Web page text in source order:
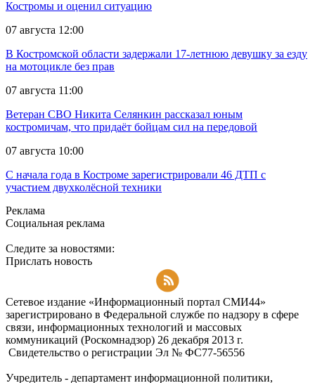
Костромы и оценил ситуацию
07 августа 12:00
В Костромской области задержали 17-летнюю девушку за езду
на мотоцикле без прав
07 августа 11:00
Ветеран СВО Никита Селянкин рассказал юным
костромичам, что придаёт бойцам сил на передовой
07 августа 10:00
С начала года в Костроме зарегистрировали 46 ДТП с
участием двухколёсной техники
Реклама
Социальная реклама
Следите за новостями:
Прислать новость
Сетевое издание «Информационный портал СМИ44»
зарегистрировано в Федеральной службе по надзору в сфере
связи, информационных технологий и массовых
коммуникаций (Роскомнадзор) 26 декабря 2013 г.
Свидетельство о регистрации Эл № ФC77-56556
Учредитель - департамент информационной политики,